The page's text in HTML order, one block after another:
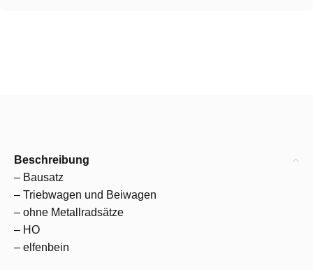
Beschreibung
– Bausatz
– Triebwagen und Beiwagen
– ohne Metallradsätze
– HO
– elfenbein